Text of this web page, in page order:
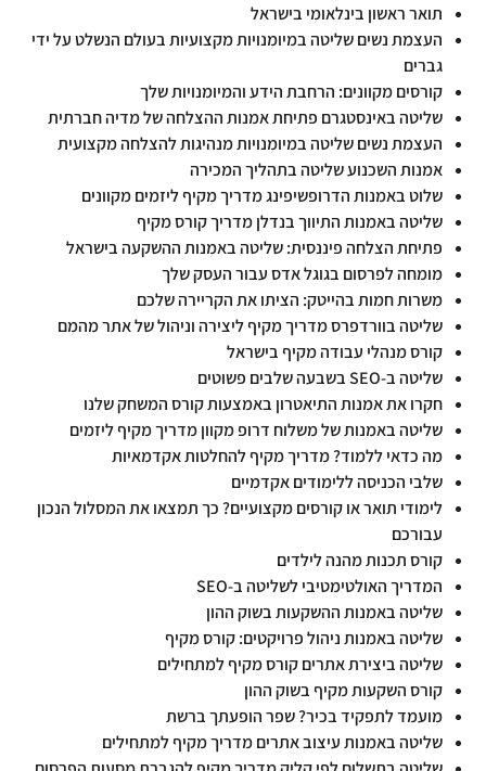
תואר ראשון בינלאומי בישראל
העצמת נשים שליטה במיומנויות מקצועיות בעולם הנשלט על ידי
גברים
קורסים מקוונים: הרחבת הידע והמיומנויות שלך
שליטה באינסטגרם פתיחת אמנות ההצלחה של מדיה חברתית
העצמת נשים שליטה במיומנויות מנהיגות להצלחה מקצועית
אמנות השכנוע שליטה בתהליך המכירה
שלוט באמנות הדרופשיפינג מדריך מקיף ליזמים מקוונים
שליטה באמנות התיווך בנדלן מדריך קורס מקיף
פתיחת הצלחה פיננסית: שליטה באמנות ההשקעה בישראל
מומחה לפרסום בגוגל אדס עבור העסק שלך
משרות חמות בהייטק: הציתו את הקריירה שלכם
שליטה בוורדפרס מדריך מקיף ליצירה וניהול של אתר מהמם
קורס מנהלי עבודה מקיף בישראל
שליטה ב-SEO בשבעה שלבים פשוטים
חקרו את אמנות התיאטרון באמצעות קורס המשחק שלנו
שליטה באמנות של משלוח דרופ מקוון מדריך מקיף ליזמים
מה כדאי ללמוד? מדריך מקיף להחלטות אקדמאיות
שלבי הכניסה ללימודים אקדמיים
לימודי תואר או קורסים מקצועיים? כך תמצאו את המסלול הנכון
עבורכם
קורס תכנות מהנה לילדים
המדריך האולטימטיבי לשליטה ב-SEO
שליטה באמנות ההשקעות בשוק ההון
שליטה באמנות ניהול פרויקטים: קורס מקיף
שליטה ביצירת אתרים קורס מקיף למתחילים
קורס השקעות מקיף בשוק ההון
מועמד לתפקיד בכיר? שפר הופעתך ברשת
שליטה באמנות עיצוב אתרים מדריך מקיף למתחילים